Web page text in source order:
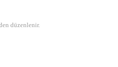
düzenlenir.